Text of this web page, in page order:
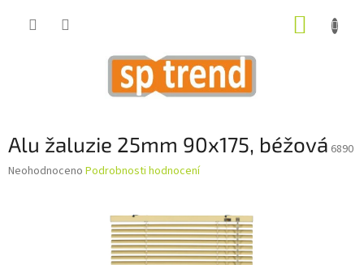
Alu žaluzie 25mm 90x175, béžová 6890
Průměrné
Neohodnoceno Podrobnosti hodnocení